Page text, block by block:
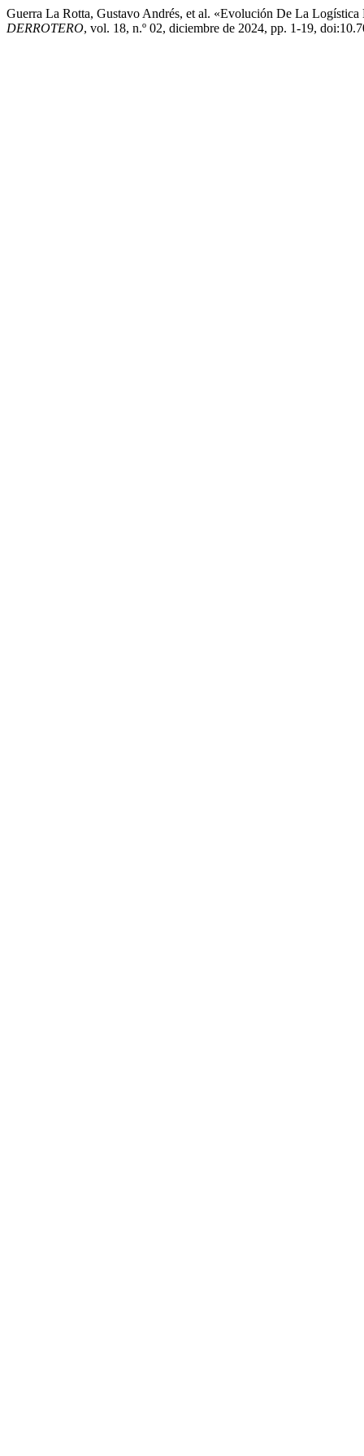
Guerra La Rotta, Gustavo Andrés, et al. «Evolución De La
DERROTERO, vol. 18, n.º 02, diciembre de 2024, pp. 1-19,